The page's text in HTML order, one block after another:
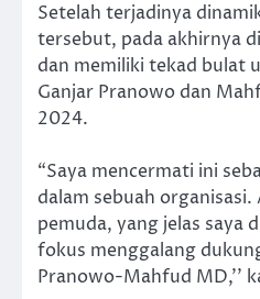
Setelah terjadinya
tersebut, pada akhirnya
dan memiliki tekad bulat
Ganjar Pranowo dan
2024.
“Saya mencermati ini
dalam sebuah organisasi.
pemuda, yang jelas saya
fokus menggalang
Pranowo-Mahfud MD,’’